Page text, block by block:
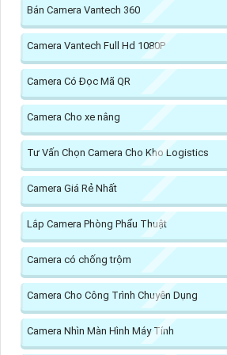
Bán Camera Vantech 360
Camera Vantech Full Hd 1080P
Camera Có Đọc Mã QR
Camera Cho xe nâng
Tư Vấn Chọn Camera Cho Kho Logistics
Camera Giá Rẻ Nhất
Lắp Camera Phòng Phẩu Thuật
Camera có chống trộm
Camera Cho Công Trình Chuyên Dụng
Camera Nhìn Màn Hình Máy Tính